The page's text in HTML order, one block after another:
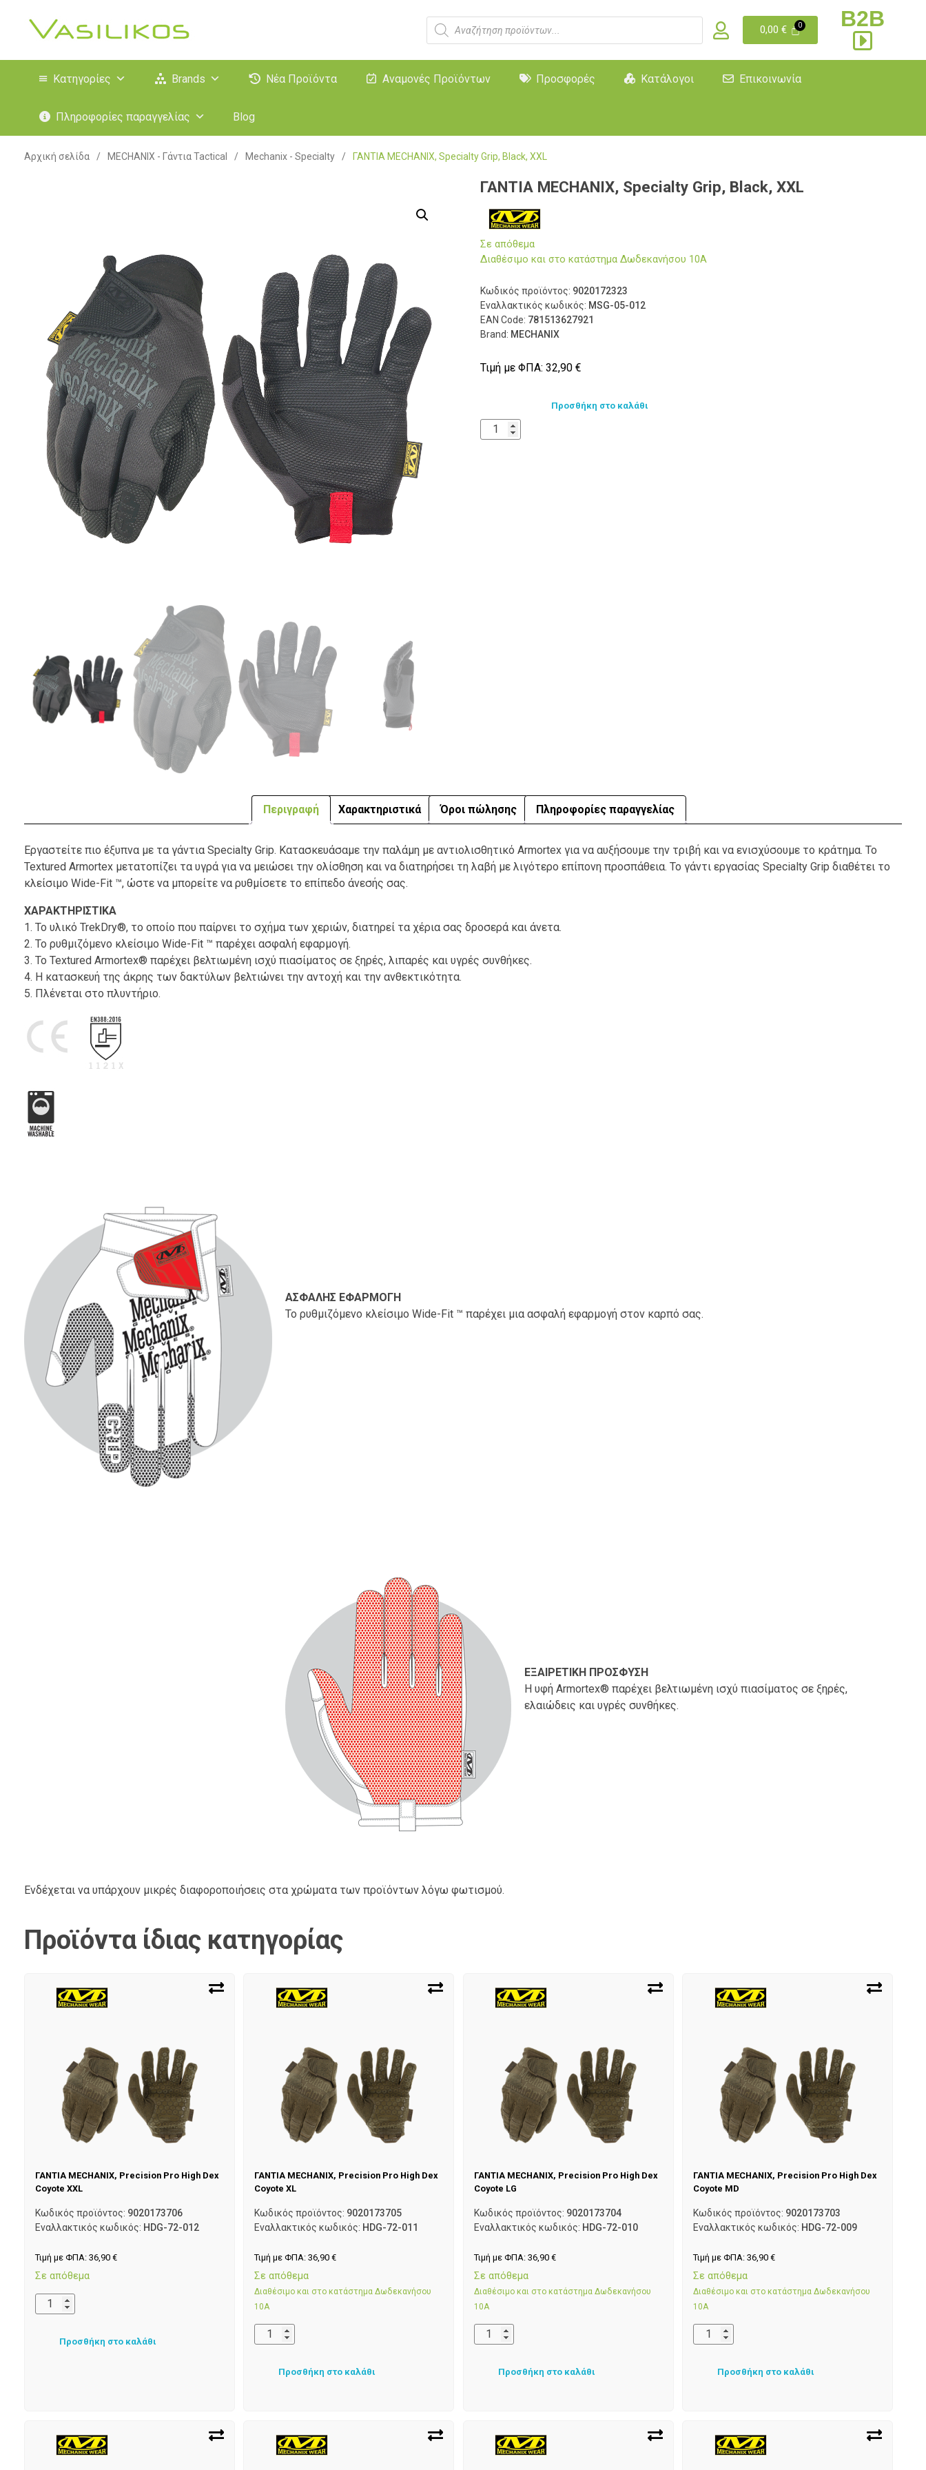
0,00€ B2B
Κατηγορίες Brands Νέα Προϊόντα Αναμονές Προϊόντων Προσφορές Κατάλογοι Επικοινωνία
Πληροφορίες παραγγελίας Blog
Αρχική σελίδα / MECHANIX - Γάντια Tactical / Mechanix - Specialty / ΓΑΝΤΙΑ MECHANIX, Specialty Grip, Black, XXL
ΓΑΝΤΙΑ MECHANIX, Specialty Grip, Black, XXL
Σε απόθεμα
Διαθέσιμο και στο κατάστημα Δωδεκανήσου 10Α
Κωδικός προϊόντος: 9020172323
Εναλλακτικός κωδικός: MSG-05-012
EAN Code: 781513627921
Brand: MECHANIX
Τιμή με ΦΠΑ:32,90€
Προσθήκη στο καλάθι
Περιγραφή Χαρακτηριστικά Όροι πώλησης Πληροφορίες παραγγελίας
Εργαστείτε πιο έξυπνα με τα γάντια Specialty Grip. Κατασκευάσαμε την παλάμη με αντιολισθητικό Armortex για να αυξήσουμε την τριβή και να ενισχύσουμε το κράτημα. Το
Textured Armortex μετατοπίζει τα υγρά για να μειώσει την ολίσθηση και να διατηρήσει τη λαβή με λιγότερο επίπονη προσπάθεια. Το γάντι εργασίας Specialty Grip διαθέτει το
κλείσιμο Wide-Fit ™, ώστε να μπορείτε να ρυθμίσετε το επίπεδο άνεσής σας.
ΧΑΡΑΚΤΗΡΙΣΤΙΚΑ
1. Το υλικό TrekDry®, το οποίο που παίρνει το σχήμα των χεριών, διατηρεί τα χέρια σας δροσερά και άνετα.
2. Το ρυθμιζόμενο κλείσιμο Wide-Fit ™ παρέχει ασφαλή εφαρμογή.
3. Το Textured Armortex® παρέχει βελτιωμένη ισχύ πιασίματος σε ξηρές, λιπαρές και υγρές συνθήκες.
4. Η κατασκευή της άκρης των δακτύλων βελτιώνει την αντοχή και την ανθεκτικότητα.
5. Πλένεται στο πλυντήριο.
ΑΣΦΑΛΗΣ ΕΦΑΡΜΟΓΗ
Το ρυθμιζόμενο κλείσιμο Wide-Fit ™ παρέχει μια ασφαλή εφαρμογή στον καρπό σας.
ΕΞΑΙΡΕΤΙΚΗ ΠΡΟΣΦΥΣΗ
Η υφή Armortex® παρέχει βελτιωμένη ισχύ πιασίματος σε ξηρές,
ελαιώδεις και υγρές συνθήκες.
Ενδέχεται να υπάρχουν μικρές διαφοροποιήσεις στα χρώματα των προϊόντων λόγω φωτισμού.
Προϊόντα ίδιας κατηγορίας
ΓΑΝΤΙΑ MECHANIX, Precision Pro High Dex
Coyote XXL
Κωδικός προϊόντος: 9020173706
Εναλλακτικός κωδικός: HDG-72-012
Τιμή με ΦΠΑ: 36,90 €
Σε απόθεμα
Προσθήκη στο καλάθι
ΓΑΝΤΙΑ MECHANIX, Precision Pro High Dex
Coyote XL
Κωδικός προϊόντος: 9020173705
Εναλλακτικός κωδικός: HDG-72-011
Τιμή με ΦΠΑ:36,90€
Σε απόθεμα
Διαθέσιμο και στο κατάστημα Δωδεκανήσου
10Α
Προσθήκη στο καλάθι
ΓΑΝΤΙΑ MECHANIX, Precision Pro High Dex
Coyote LG
Κωδικός προϊόντος: 9020173704
Εναλλακτικός κωδικός: HDG-72-010
Τιμή με ΦΠΑ: 36,90 €
Σε απόθεμα
Διαθέσιμο και στο κατάστημα Δωδεκανήσου
10Α
Προσθήκη στο καλάθι
ΓΑΝΤΙΑ MECHANIX, Precision Pro High Dex
Coyote MD
Κωδικός προϊόντος: 9020173703
Εναλλακτικός κωδικός: HDG-72-009
Τιμή με ΦΠΑ:36,90€
Σε απόθεμα
Διαθέσιμο και στο κατάστημα Δωδεκανήσου
10Α
Προσθήκη στο καλάθι